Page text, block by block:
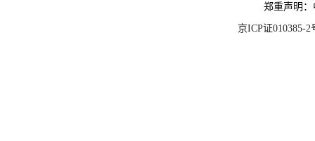
郑重声明
京ICP证010385-2